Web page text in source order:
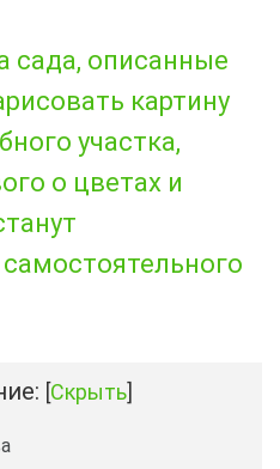
сада, описанные
картину
участка,
о цветах и
[Скрыть]